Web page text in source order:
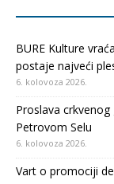
BURE Kulture
postaje najveći
6. kolovoza 2026.
Proslava
Petrovom Selu
6. kolovoza 2026.
Vart o promociji